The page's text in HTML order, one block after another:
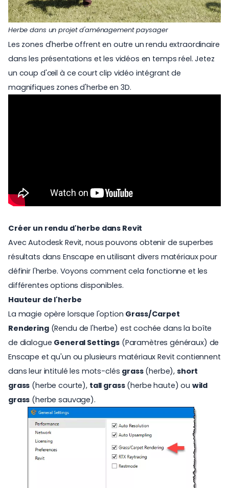
Herbe dans un projet d'aménagement paysager
Les zones d'herbe offrent en outre un rendu extraordinaire
dans les présentations et les vidéos en temps réel. Jetez
un coup d'œil à ce court clip vidéo intégrant de
magnifiques zones d'herbe en 3D.
Créer un rendu d'herbe dans Revit
Avec Autodesk Revit, nous pouvons obtenir de superbes
résultats dans Enscape en utilisant divers matériaux pour
définir l'herbe. Voyons comment cela fonctionne et les
différentes options disponibles.
Hauteur de l'herbe
La magie opère lorsque l'option Grass/Carpet
Rendering(Rendu de l'herbe) est cochée dans la boîte
de dialogue General Settings(Paramètres généraux) de
Enscape et qu'un ou plusieurs matériaux Revit contiennent
dans leur intitulé les mots-clés grass(herbe),short
grass (herbe courte), tall grass(herbe haute) ou wild
grass (herbe sauvage).